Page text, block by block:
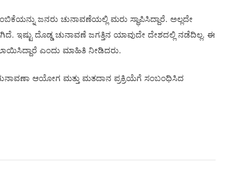
ಜನರು ಚುನಾವಣೆಯಲ್ಲಿ ಮರು ಸ್ಥಾಪಿಸಿದ್ದಾರೆ. ಅಲ್ಲದೇ
ಇಷ್ಟು ದೊಡ್ಡ ಚುನಾವಣೆ ಜಗತ್ತಿನ ಯಾವುದೇ ದೇಶದಲ್ಲಿ ನಡೆದಿಲ್ಲ. ಈ
ಎಂದು ಮಾಹಿತಿ ನೀಡಿದರು.
ಆಯೋಗ ಮತ್ತು ಮತದಾನ ಪ್ರಕ್ರಿಯೆಗೆ ಸಂಬಂಧಿಸಿದ